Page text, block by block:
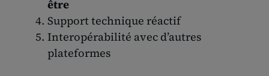
être
Support technique réactif
Interopérabilité avec d’autres
plateformes